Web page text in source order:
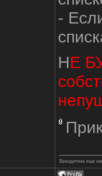
-
НЕ
Враздатина еще